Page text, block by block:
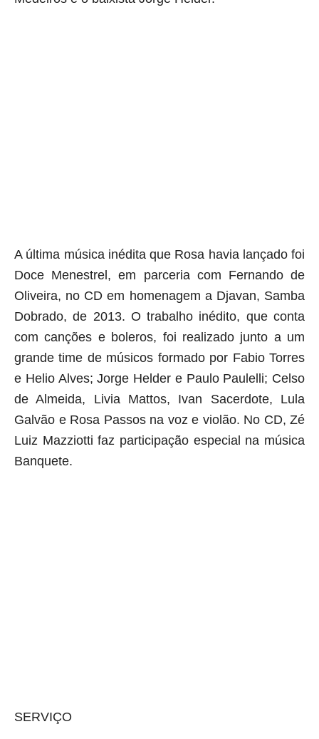
A última música inédita que Rosa havia lançado foi
Doce Menestrel, em parceria com Fernando de
Oliveira, no CD em homenagem a Djavan, Samba
Dobrado, de 2013. O trabalho inédito, que conta
com canções e boleros, foi realizado junto a um
grande time de músicos formado por Fabio Torres
e Helio Alves; Jorge Helder e Paulo Paulelli; Celso
de Almeida, Livia Mattos, Ivan Sacerdote, Lula
Galvão e Rosa Passos na voz e violão. No CD, Zé
Luiz Mazziotti faz participação especial na música
Banquete.
SERVIÇO